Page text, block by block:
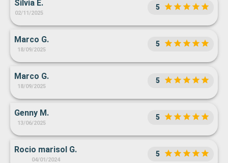
Silvia E.
02/11/2025
5
Marco G.
18/09/2025
5
Marco G.
18/09/2025
5
Genny M.
13/06/2025
5
Rocio marisol G.
04/01/2024
5